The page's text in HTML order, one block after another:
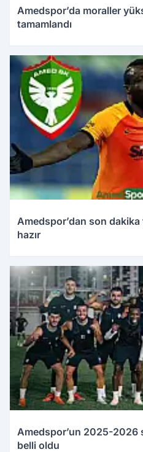
Amedspor’da moraller
tamamlandı
Amedspor’dan son
hazır
Amedspor’un 2025-2026
belli oldu